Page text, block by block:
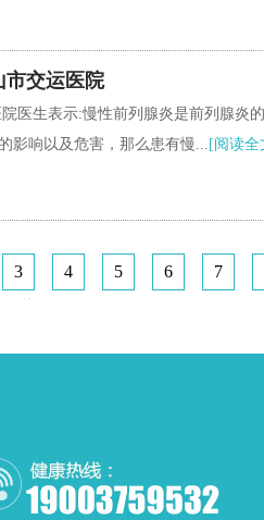
市交运医院
医生表示:慢性前列腺炎是前列腺炎
影响以及危害，那么患有慢... [阅读全
3 4 5 6 7